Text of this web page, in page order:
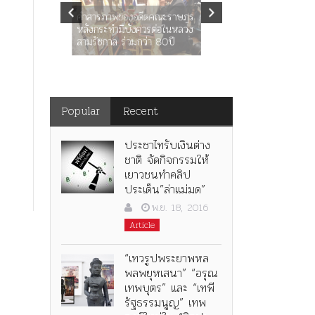
ร.๖ สร้าง “จุฬาลงกรณ์
มหาวิทยาลัย” ตามพระราชดำริ
ร.๕! ร.๙ ฝากต้นจามจุรีและ
เพลงไว้เตือนใจ!!
Popular Recent
ประชาไทรับเงินต่าง
ชาติ จัดกิจกรรมให้
เยาวชนทำคลิป
ประเด็น”ล่าแม่มด”
พ.ย. 18, 2016
Article
“เทวรูปพระยาพหล
พลพยุหเสนา” “อรุณ
เทพบุตร” และ “เทพี
รัฐธรรมนูญ” เทพ